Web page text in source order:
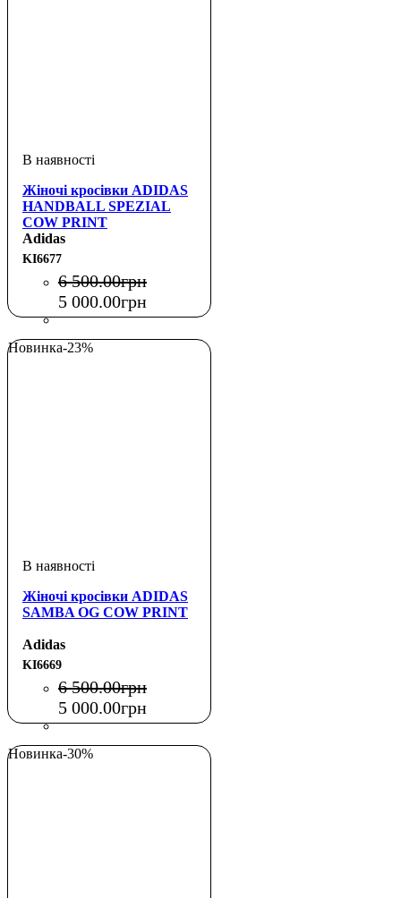
Жіночі кросівки ADIDAS
HANDBALL SPEZIAL
COW PRINT
Adidas
KI6677
6 500.00грн
5 000.00грн
Новинка-23%
Жіночі кросівки ADIDAS
SAMBA OG COW PRINT
Adidas
KI6669
6 500.00грн
5 000.00грн
Новинка-30%